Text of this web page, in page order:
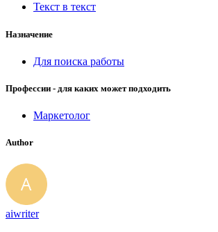
Текст в текст
Назначение
Для поиска работы
Профессии - для каких может подходить
Маркетолог
Author
aiwriter